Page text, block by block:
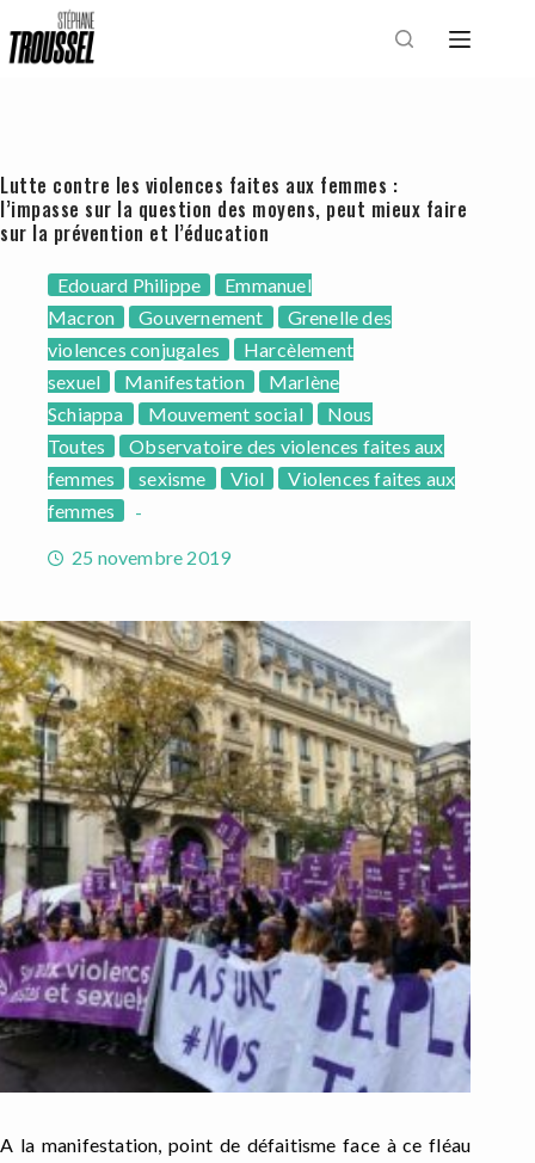
au
Lutte contre les violences faites aux femmes :
l’impasse sur la question des moyens, peut mieux faire
sur la prévention et l’éducation
Edouard Philippe
Emmanuel
Macron
Gouvernement
Grenelle des
violences conjugales
Harcèlement
sexuel
Manifestation
Marlène
Schiappa
Mouvement social
Nous
Toutes
Observatoire des violences faites aux
femmes
sexisme Viol
Violences faites aux
femmes
25 novembre 2019
A la manifestation, point de défaitisme face à ce fléau